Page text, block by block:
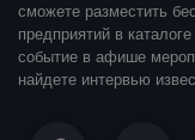
сможете разместить
предприятий в
событие в афише
найдете интервью